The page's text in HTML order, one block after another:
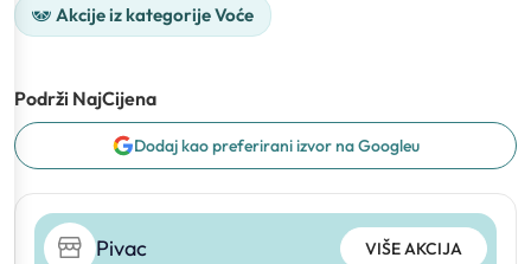
Akcije iz kategorije Voće
Podrži NajCijena
Dodaj kao preferirani izvor na Googleu
Pivac VIŠE AKCIJA